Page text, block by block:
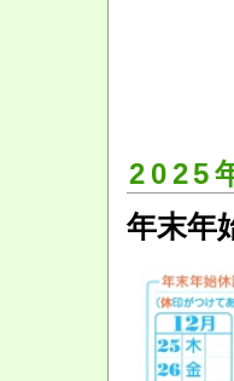
2025
年末年